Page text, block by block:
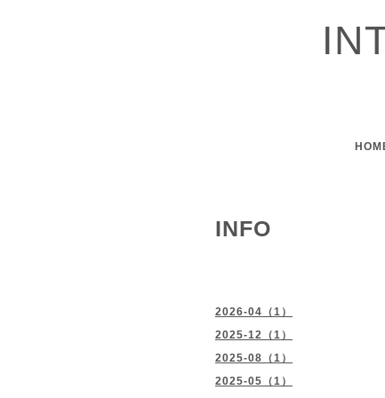
2026-04（1）
2025-12（1）
2025-08（1）
2025-05（1）
INFO